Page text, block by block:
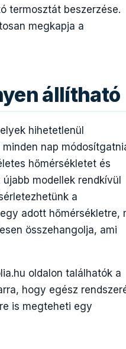
termosztát beszerzése.
megkapja a
állítható
hihetetlenül
nap
hőmérsékletet és
modellek rendkívül
a
adott hőmérsékletre,
összehangolja, ami
oldalon találhatók a
hogy egész
is megteheti egy